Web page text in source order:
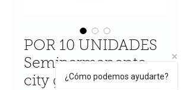
POR 10 UNIDADES
Semipermanente -
city girl¿Cómo podemos ayudarte?